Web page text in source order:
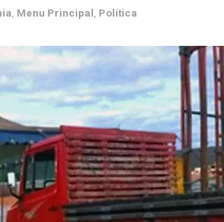
, Menu Principal, Política